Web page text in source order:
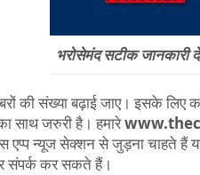
भरोसेमंद सटीक जानकारी
की संख्या बढ़ाई जाए। इसके लिए
साथ जरुरी है। हमारे
न्यूज सेक्शन से जुड़ना चाहते हैं
संपर्क कर सकते हैं।